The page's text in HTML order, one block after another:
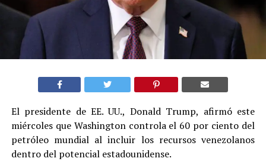
El presidente de EE. UU., Donald Trump, afirmó este
miércoles que Washington controla el 60 por ciento del
petróleo mundial al incluir los recursos venezolanos
dentro del potencial estadounidense.